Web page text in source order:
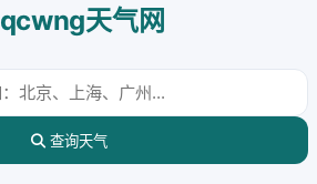
qcwng天气网
查询天气